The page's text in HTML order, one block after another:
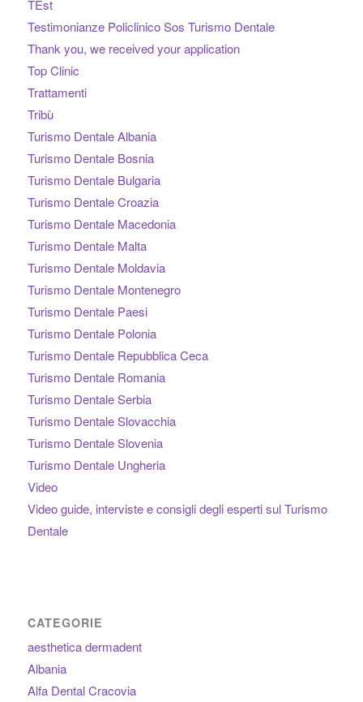
TEst
Testimonianze Policlinico Sos Turismo Dentale
Thank you, we received your application
Top Clinic
Trattamenti
Tribù
Turismo Dentale Albania
Turismo Dentale Bosnia
Turismo Dentale Bulgaria
Turismo Dentale Croazia
Turismo Dentale Macedonia
Turismo Dentale Malta
Turismo Dentale Moldavia
Turismo Dentale Montenegro
Turismo Dentale Paesi
Turismo Dentale Polonia
Turismo Dentale Repubblica Ceca
Turismo Dentale Romania
Turismo Dentale Serbia
Turismo Dentale Slovacchia
Turismo Dentale Slovenia
Turismo Dentale Ungheria
Video
Video guide, interviste e consigli degli esperti sul Turismo
Dentale
CATEGORIE
aesthetica dermadent
Albania
Alfa Dental Cracovia